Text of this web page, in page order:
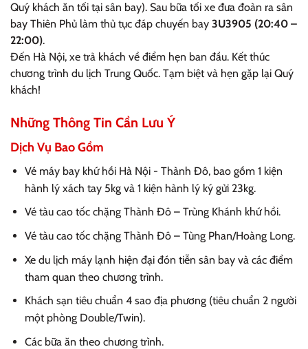
Quý khách ăn tối tại sân bay). Sau bữa tối xe đưa đoàn ra sân
bay Thiên Phủ làm thủ tục đáp chuyến bay 3U3905 (20:40 –
22:00).
Đến Hà Nội, xe trả khách về điểm hẹn ban đầu. Kết thúc
chương trình du lịch Trung Quốc. Tạm biệt và hẹn gặp lại Quý
khách!
Những Thông Tin Cần Lưu Ý
Dịch Vụ Bao Gồm
Vé máy bay khứ hồi Hà Nội - Thành Đô, bao gồm 1 kiện
hành lý xách tay 5kg và 1 kiện hành lý ký gửi 23kg.
Vé tàu cao tốc chặng Thành Đô – Trùng Khánh khứ hồi.
Vé tàu cao tốc chặng Thành Đô – Tùng Phan/Hoàng Long.
Xe du lịch máy lạnh hiện đại đón tiễn sân bay và các điểm
tham quan theo chương trình.
Khách sạn tiêu chuẩn 4 sao địa phương (tiêu chuẩn 2 người
một phòng Double/Twin).
Các bữa ăn theo chương trình.